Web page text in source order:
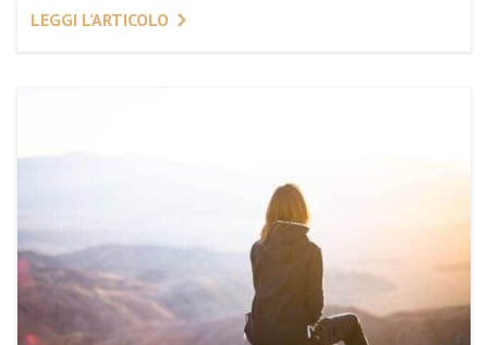
LEGGI L’ARTICOLO